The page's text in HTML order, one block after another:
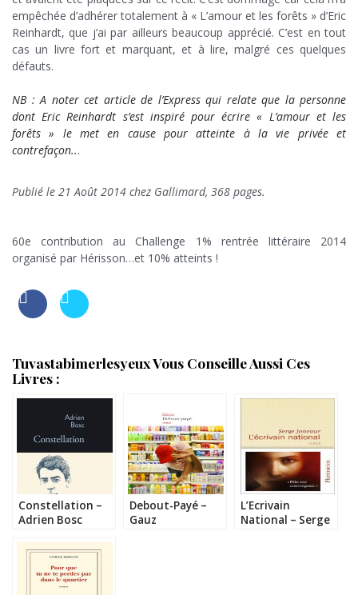
empêchée d’adhérer totalement à « L’amour et les forêts » d’Eric
Reinhardt, que j’ai par ailleurs beaucoup apprécié. C’est en tout
cas un livre fort et marquant, et à lire, malgré ces quelques
défauts.
NB : A noter cet article de l’Express qui relate que la personne
dont Eric Reinhardt s’est inspiré pour écrire « L’amour et les
forêts » le met en cause pour atteinte à la vie privée et
contrefaçon...
Publié le 21 Août 2014 chez Gallimard, 368 pages.
60e contribution au Challenge 1% rentrée littéraire 2014
organisé par Hérisson…et 10% atteints !
Tuvastabimerlesyeux Vous Conseille Aussi Ces
Livres :
Constellation –
Adrien Bosc
Debout-Payé –
Gauz
L’Ecrivain
National – Serge